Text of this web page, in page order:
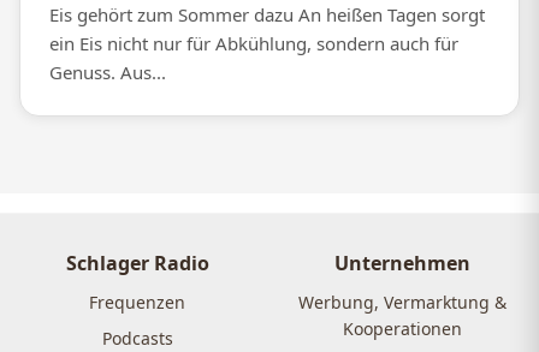
Eis gehört zum Sommer dazu An heißen Tagen sorgt
ein Eis nicht nur für Abkühlung, sondern auch für
Genuss. Aus...
Schlager Radio
Frequenzen
Podcasts
Unternehmen
Werbung, Vermarktung &
Kooperationen